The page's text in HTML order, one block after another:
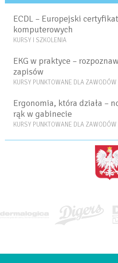
ECDL – Europejski
komputerowych
KURSY I SZKOLENIA
EKG w praktyce –
zapisów
KURSY PUNKTOWANE DLA ZAWODÓW
Ergonomia, która działa –
rąk w gabinecie
KURSY PUNKTOWANE DLA ZAWODÓW